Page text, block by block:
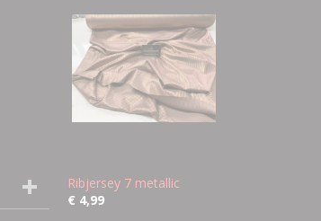
Ribjersey 7 metallic
€ 4,99